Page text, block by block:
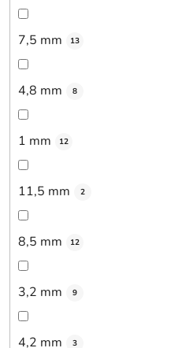
7,5 mm 13
4,8 mm 8
1 mm 12
11,5 mm 2
8,5 mm 12
3,2 mm 9
4,2 mm 3